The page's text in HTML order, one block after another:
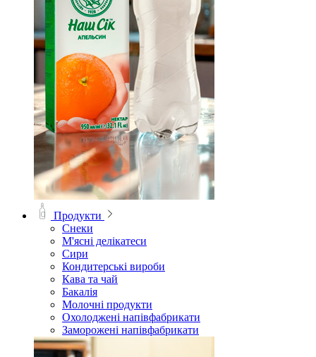
Продукти
Снеки
М'ясні делікатеси
Сири
Кондитерські вироби
Кава та чай
Бакалія
Молочні продукти
Охолоджені напівфабрикати
Заморожені напівфабрикати